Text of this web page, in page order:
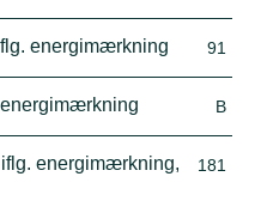
energimærkning 91
B
energimærkning,
181